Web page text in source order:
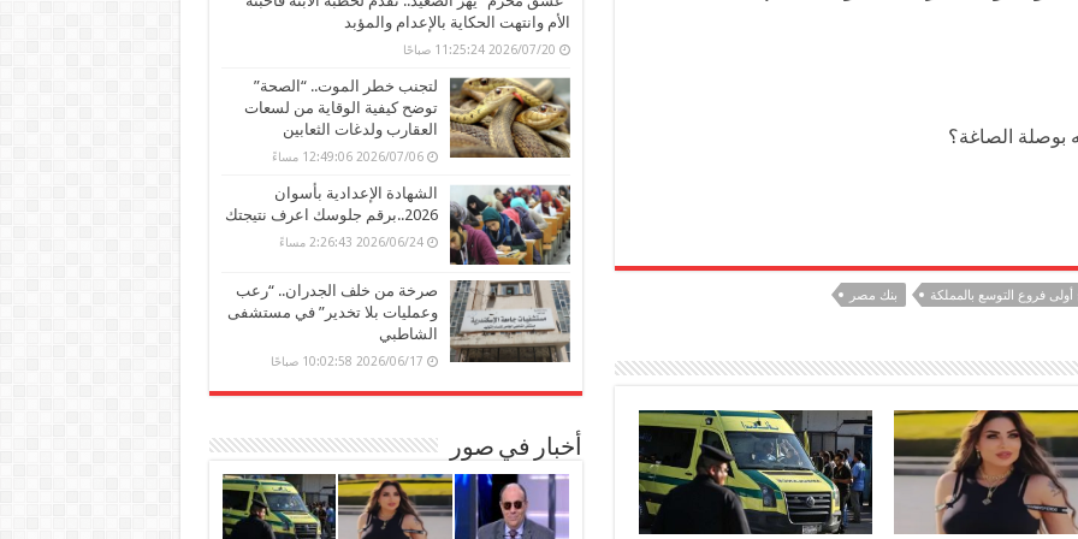
بوصلة الصاغة؟
فروع التوسع بالمملكة بنك مصر
الأم وانتهت الحكاية بالإعدام والمؤبد
2026/07/20 11:25:24 صباحًا
لتجنب خطر الموت.. “الصحة”
توضح كيفية الوقاية من لسعات
العقارب ولدغات الثعابين
2026/07/06 12:49:06 مساءً
الشهادة الإعدادية بأسوان
2026..برقم جلوسك اعرف نتيجتك
2026/06/24 2:26:43 مساءً
صرخة من خلف الجدران.. “رعب
وعمليات بلا تخدير” في مستشفى
الشاطبي
2026/06/17 10:02:58 صباحًا
أخبار في صور